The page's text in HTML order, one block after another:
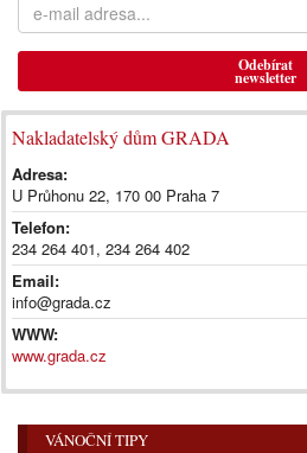
Odebírat
newsletter
Nakladatelský dům GRADA
Adresa:
U Průhonu 22, 170 00 Praha 7
Telefon:
234 264 401, 234 264 402
Email:
info@grada.cz
WWW:
www.grada.cz
VÁNOČNÍ TIPY